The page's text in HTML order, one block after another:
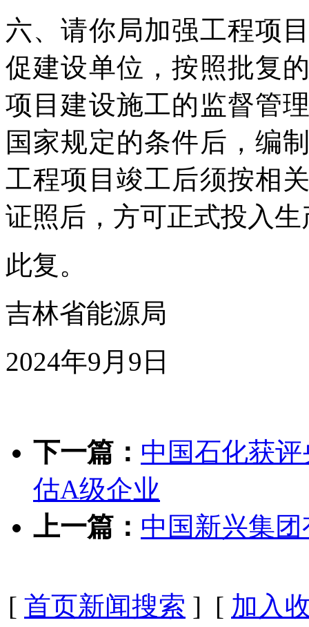
六、请你局加强工程项
促建设单位，按照批复
项目建设施工的监督管
国家规定的条件后，编
工程项目竣工后须按相
证照后，方可正式投入
此复。
吉林省能源局
2024年9月9日
下一篇： 中国石化获
估A级企业
上一篇： 中国新兴集
[ 首页新闻搜索 ] [ 加入